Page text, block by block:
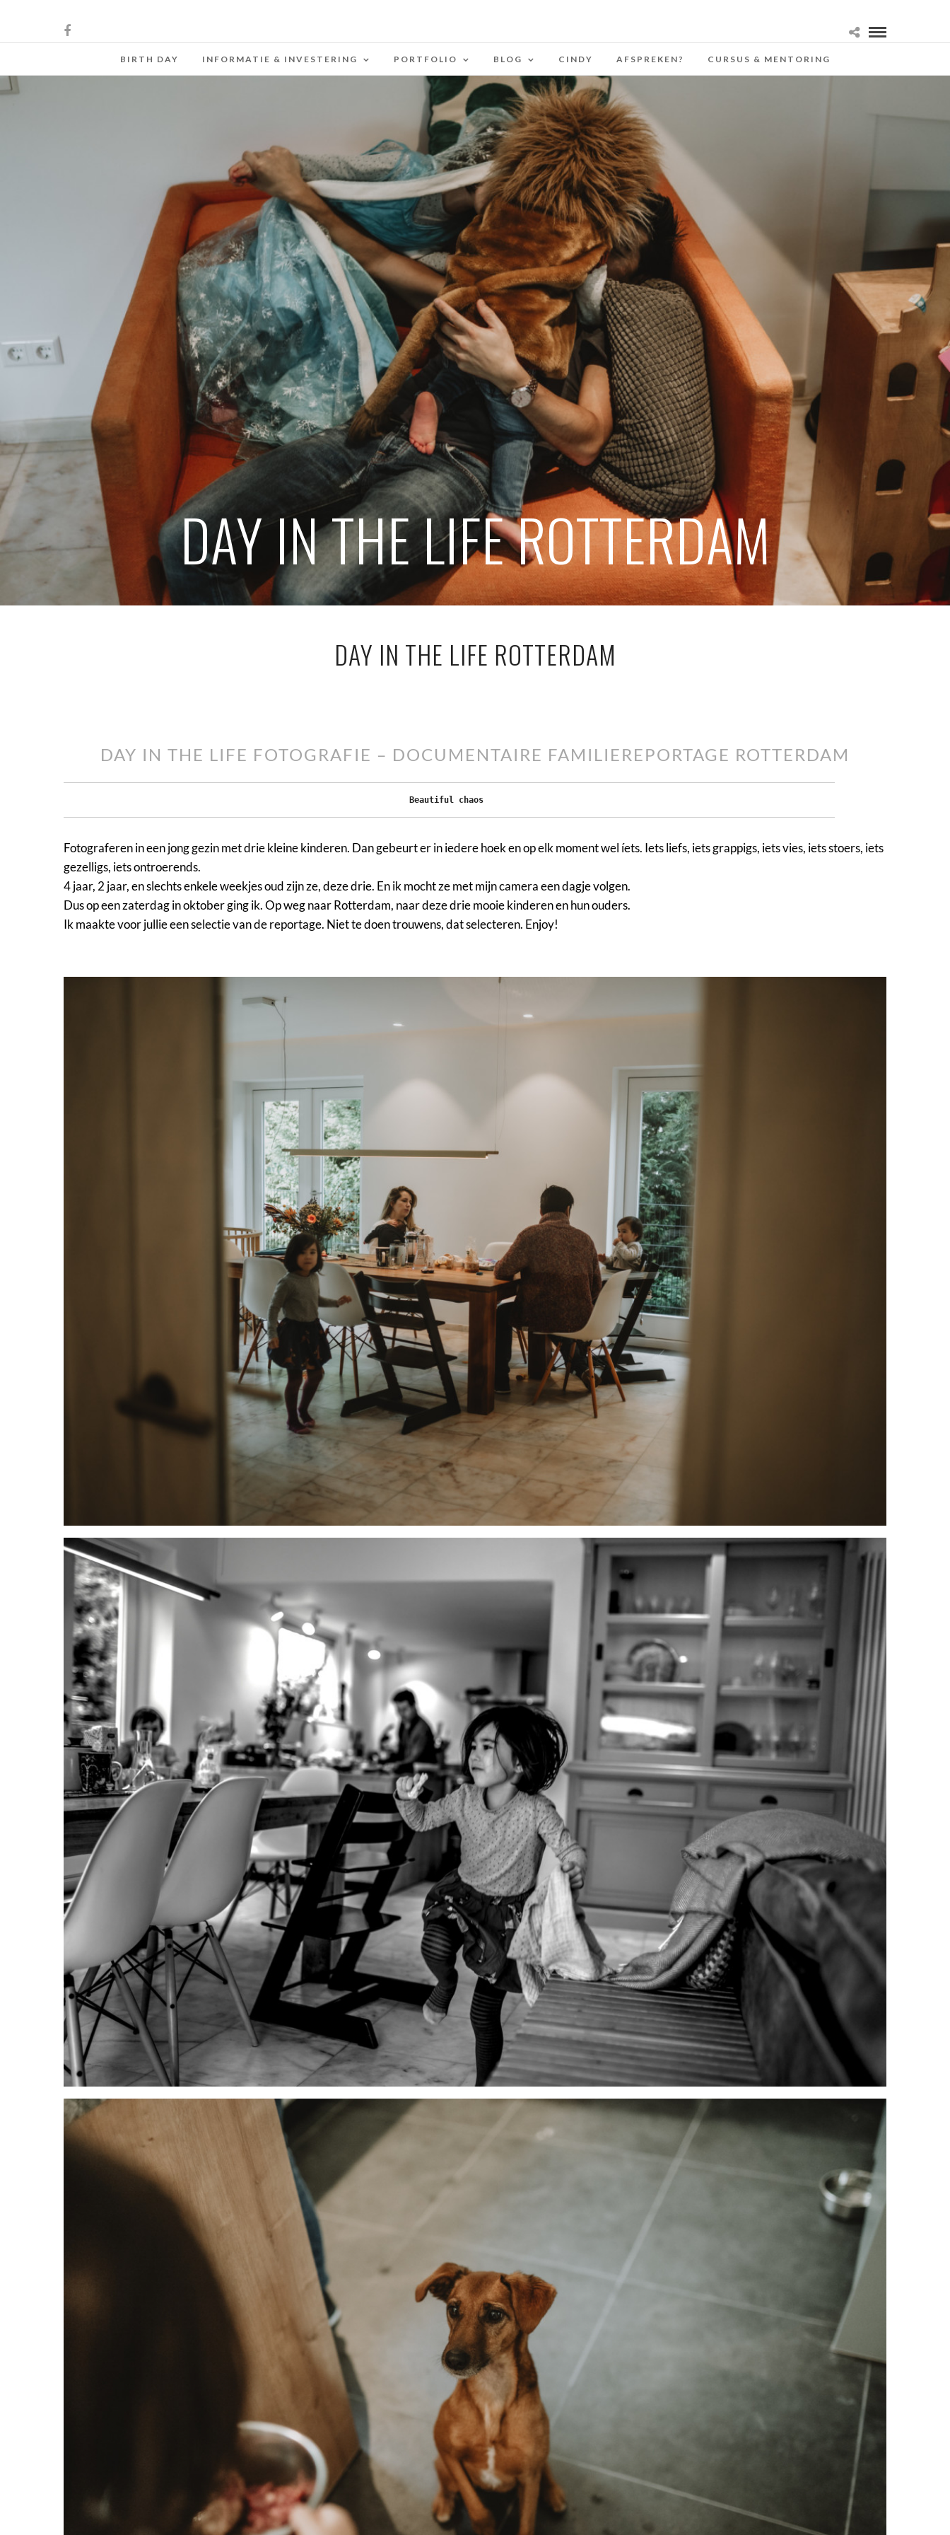
BIRTH DAY INFORMATIE & INVESTERING PORTFOLIO BLOG CINDY AFSPREKEN? CURSUS & MENTORING
DAY IN THE LIFE ROTTERDAM
DAY IN THE LIFE ROTTERDAM
DAY IN THE LIFE FOTOGRAFIE – DOCUMENTAIRE FAMILIEREPORTAGE ROTTERDAM
Beautiful chaos
Fotograferen in een jong gezin met drie kleine kinderen. Dan gebeurt er in iedere hoek en op elk moment wel íets. Iets liefs, iets grappigs, iets vies, iets stoers, iets
gezelligs, iets ontroerends.
4 jaar, 2 jaar, en slechts enkele weekjes oud zijn ze, deze drie. En ik mocht ze met mijn camera een dagje volgen.
Dus op een zaterdag in oktober ging ik. Op weg naar Rotterdam, naar deze drie mooie kinderen en hun ouders.
Ik maakte voor jullie een selectie van de reportage. Niet te doen trouwens, dat selecteren. Enjoy!